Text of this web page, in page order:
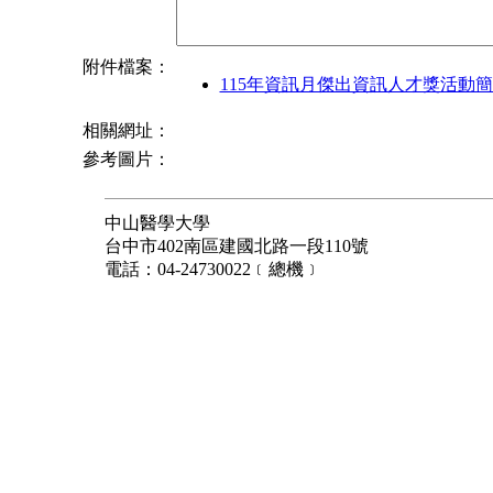
附件檔案：
115年資訊月傑出資訊人才獎活動
相關網址：
參考圖片：
中山醫學大學
台中市402南區建國北路一段110號
電話：04-24730022﹝總機﹞